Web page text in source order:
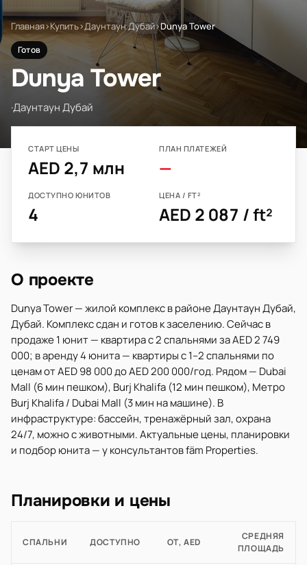
Главная›Купить›Даунтаун Дубай›Dunya Tower
Готов
Dunya Tower
·Даунтаун Дубай
СТАРТ ЦЕНЫ
AED 2,7 млн
ПЛАН ПЛАТЕЖЕЙ
—
ДОСТУПНО ЮНИТОВ
4
ЦЕНА / FT²
AED 2 087 / ft²
О проекте
Dunya Tower — жилой комплекс в районе Даунтаун Дубай,
Дубай. Комплекс сдан и готов к заселению. Сейчас в
продаже 1 юнит — квартира с 2 спальнями за AED 2 749
000; в аренду 4 юнита — квартиры с 1–2 спальнями по
ценам от AED 98 000 до AED 200 000/год. Рядом — Dubai
Mall (6 мин пешком), Burj Khalifa (12 мин пешком), Метро
Burj Khalifa / Dubai Mall (3 мин на машине). В
инфраструктуре: бассейн, тренажёрный зал, охрана
24/7, можно с животными. Актуальные цены, планировки
и подбор юнита — у консультантов fäm Properties.
Планировки и цены
СПАЛЬНИ ДОСТУПНО ОТ, AED
СРЕДНЯЯ
ПЛОЩАДЬ